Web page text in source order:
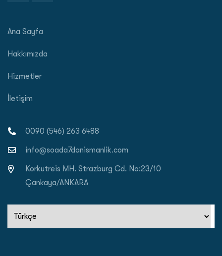
Ana Sayfa
Hakkımızda
Hizmetler
İletişim
0090 (546) 263 6488
info@soada7danismanlik.com
Korkutreis MH. Strazburg Cd. No:23/10
Çankaya/ANKARA
Dil